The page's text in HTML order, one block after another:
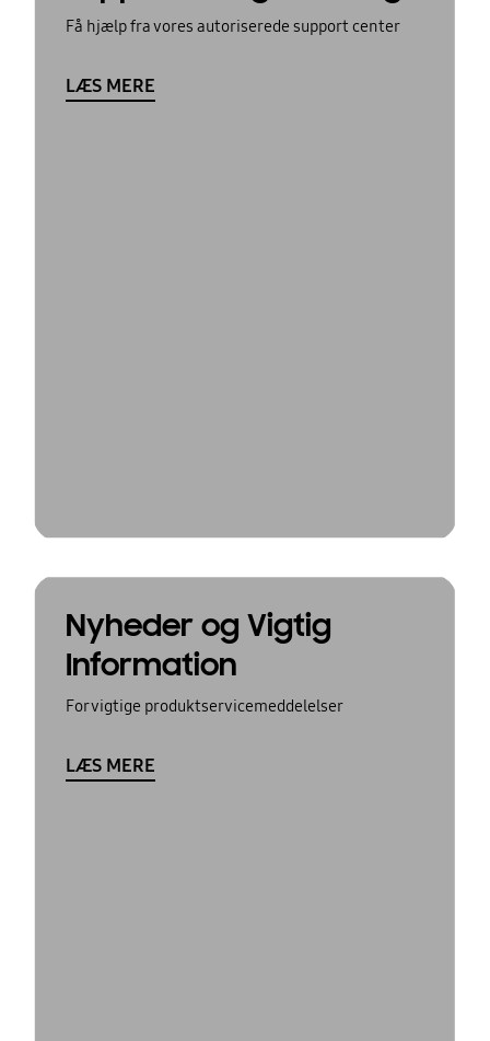
Få hjælp fra vores autoriserede support center
LÆS MERE
Nyheder og Vigtig
Information
For vigtige produktservicemeddelelser
LÆS MERE